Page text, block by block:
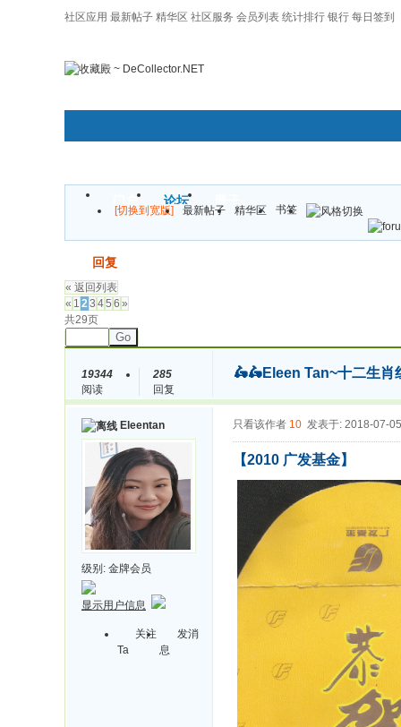
社区应用 最新帖子 精华区 社区服务 会员列表 统计排行 银行 每日签到
门户 论坛
[切换到宽版] 最新帖子 精华区 书签
回复
« 返回列表
« 1 23 45 6 »
共29页
Go
19344
阅读
285
回复
🛵🛵Eleen Tan~十二生肖
Eleentan
级别: 金牌会员
显示用户信息
关注
Ta
发消
息
只看该作者 10 发表于: 2018-07-05
【2010 广发基金】